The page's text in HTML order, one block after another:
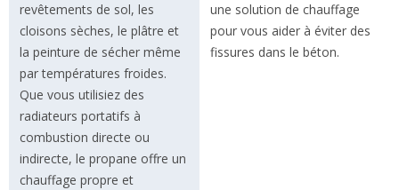
revêtements de sol, les
cloisons sèches, le plâtre et
la peinture de sécher même
par températures froides.
Que vous utilisiez des
radiateurs portatifs à
combustion directe ou
indirecte, le propane offre un
chauffage propre et
une solution de chauffage
pour vous aider à éviter des
fissures dans le béton.